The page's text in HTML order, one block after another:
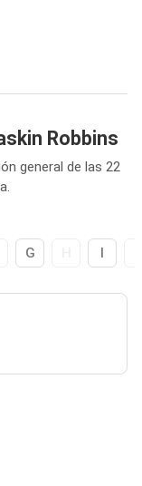
Robbins
general de las 22
G I